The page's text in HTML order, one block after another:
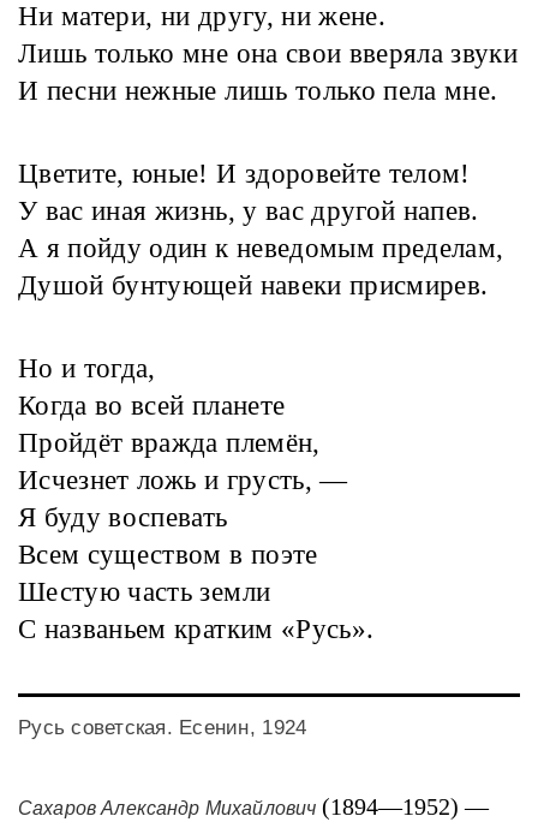
Ни матери, ни другу, ни жене.
Лишь только мне она свои вверяла звуки
И песни нежные лишь только пела мне.
Цветите, юные! И здоровейте телом!
У вас иная жизнь, у вас другой напев.
А я пойду один к неведомым пределам,
Душой бунтующей навеки присмирев.
Но и тогда,
Когда во всей планете
Пройдёт вражда племён,
Исчезнет ложь и грусть, —
Я буду воспевать
Всем существом в поэте
Шестую часть земли
С названьем кратким «Русь».
Русь советская. Есенин, 1924
Сахаров Александр Михайлович (1894—1952) —